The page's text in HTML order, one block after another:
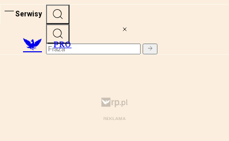
Serwisy
PRO